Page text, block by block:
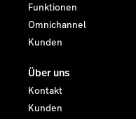
Funktionen
Omnichannel
Kunden
Über uns
Kontakt
Kunden